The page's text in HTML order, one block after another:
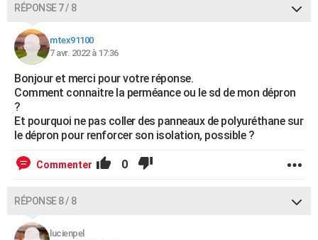
RÉPONSE 7 / 8
mtex91100
7 avr. 2022 à 17:36
Bonjour et merci pour votre réponse.
Comment connaitre la perméance ou le sd de mon dépron
?
Et pourquoi ne pas coller des panneaux de polyuréthane sur
le dépron pour renforcer son isolation, possible ?
Commenter 0
RÉPONSE 8 / 8
lucienpel